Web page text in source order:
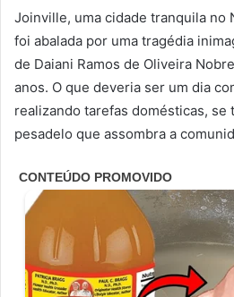
Joinville, uma cidade tranquila no
foi abalada por uma tragédia
de Daiani Ramos de Oliveira
anos. O que deveria ser um dia
realizando tarefas domésticas, se
pesadelo que assombra a